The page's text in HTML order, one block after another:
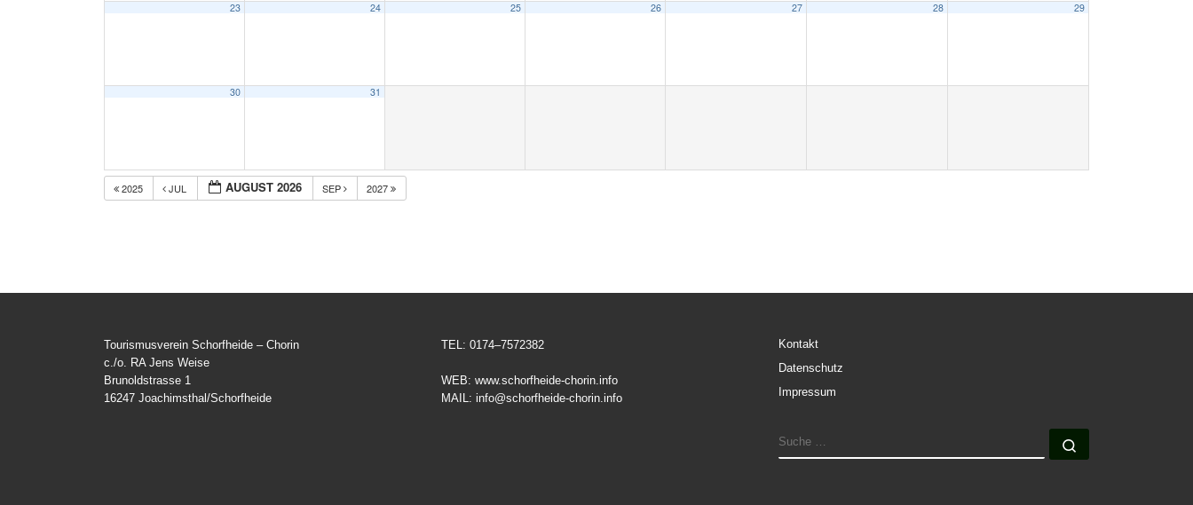
23 24 25 26 27 28 29
30 31
2025 JUL AUGUST 2026 SEP 2027
Tourismusverein Schorfheide – Chorin
c./o. RA Jens Weise
Brunoldstrasse 1
16247 Joachimsthal/Schorfheide
TEL: 0174–7572382
WEB: www.schorfheide-chorin.info
MAIL: info@schorfheide-chorin.info
Kontakt
Datenschutz
Impressum